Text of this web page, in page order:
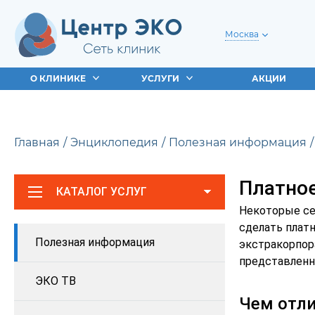
Москва
О КЛИНИКЕ УСЛУГИ АКЦИИ
Главная Энциклопедия Полезная информация
КАТАЛОГ УСЛУГ
Полезная информация
ЭКО ТВ
Некоторые
сделать
Чем